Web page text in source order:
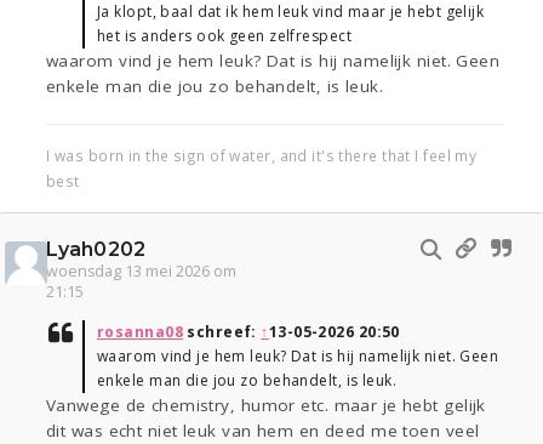
Ja klopt, baal dat ik hem leuk vind maar je hebt gelijk
het is anders ook geen zelfrespect
waarom vind je hem leuk? Dat is hij namelijk niet. Geen
enkele man die jou zo behandelt, is leuk.
I was born in the sign of water, and it's there that I feel my
best
Lyah0202
woensdag 13 mei 2026 om
21:15
rosanna08schreef: ↑13-05-2026 20:50
waarom vind je hem leuk? Dat is hij namelijk niet. Geen
enkele man die jou zo behandelt, is leuk.
Vanwege de chemistry, humor etc. maar je hebt gelijk
dit was echt niet leuk van hem en deed me toen veel